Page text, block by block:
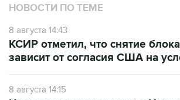
НОВОСТИ ПО ТЕМЕ
8 августа 14:43
КСИР отметил, что снятие
зависит от согласия США на
8 августа 14:15